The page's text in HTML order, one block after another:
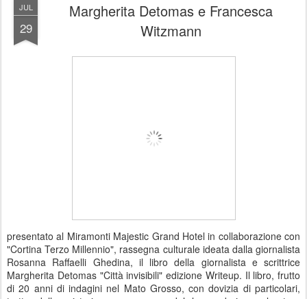
JUL
29
Margherita Detomas e Francesca
Witzmann
presentato al Miramonti Majestic Grand Hotel in collaborazione con
"Cortina Terzo Millennio", rassegna culturale ideata dalla giornalista
Rosanna Raffaelli Ghedina, il libro della giornalista e scrittrice
Margherita Detomas "Città invisibili" edizione Writeup. Il libro, frutto
di 20 anni di indagini nel Mato Grosso, con dovizia di particolari,